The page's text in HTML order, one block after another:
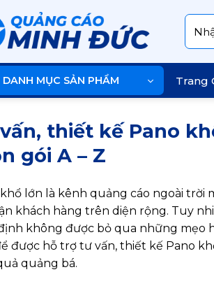
Tìm
kiếm:
DANH MỤC SẢN PHẨM Trang
thiết kế Pano
gói A – Z
lớn là kênh quảng cáo ngoài
khách hàng trên diện rộng. Tuy
không được bỏ qua những mẹo
được hỗ trợ tư vấn, thiết kế Pano
quảng bá.